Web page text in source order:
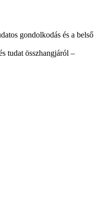
gondolkodás és a belső
tudat összhangjáról –